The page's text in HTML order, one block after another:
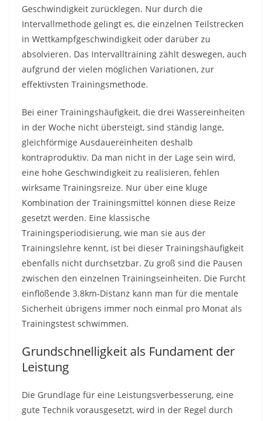
Geschwindigkeit zurücklegen. Nur durch die
Intervallmethode gelingt es, die einzelnen Teilstrecken
in Wettkampfgeschwindigkeit oder darüber zu
absolvieren. Das Intervalltraining zählt deswegen, auch
aufgrund der vielen möglichen Variationen, zur
effektivsten Trainingsmethode.
Bei einer Trainingshäufigkeit, die drei Wassereinheiten
in der Woche nicht übersteigt, sind ständig lange,
gleichförmige Ausdauereinheiten deshalb
kontraproduktiv. Da man nicht in der Lage sein wird,
eine hohe Geschwindigkeit zu realisieren, fehlen
wirksame Trainingsreize. Nur über eine kluge
Kombination der Trainingsmittel können diese Reize
gesetzt werden. Eine klassische
Trainingsperiodisierung, wie man sie aus der
Trainingslehre kennt, ist bei dieser Trainingshäufigkeit
ebenfalls nicht durchsetzbar. Zu groß sind die Pausen
zwischen den einzelnen Trainingseinheiten. Die Furcht
einflößende 3.8km-Distanz kann man für die mentale
Sicherheit übrigens immer noch einmal pro Monat als
Trainingstest schwimmen.
Grundschnelligkeit als Fundament der
Leistung
Die Grundlage für eine Leistungsverbesserung, eine
gute Technik vorausgesetzt, wird in der Regel durch